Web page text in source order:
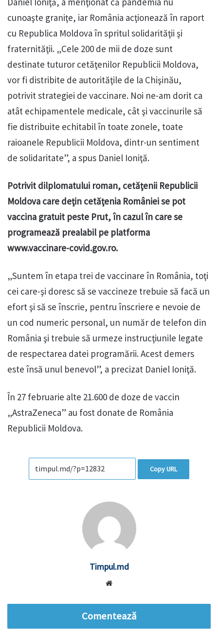
cunoaşte graniţe, iar România acţionează în raport
cu Republica Moldova în spritul solidarităţii şi
fraternităţii. „Cele 200 de mii de doze sunt
destinate tuturor cetăţenilor Republicii Moldova,
vor fi distribite de autorităţile de la Chişinău,
potrivit strategiei de vaccinare. Noi ne-am dorit ca
atât echipamentele medicale, cât şi vaccinurile să
fie distribuite echitabil în toate zonele, toate
raioanele Republicii Moldova, dintr-un sentiment
de solidaritate”, a spus Daniel Ioniţă.
Potrivit dilplomatului roman, cetăţenii Republicii
Moldova care deţin cetăţenia României se pot
vaccina gratuit peste Prut, în cazul în care se
programează prealabil pe platforma
www.vaccinare-covid.gov.ro.
„Suntem în etapa trei de vaccinare în România, toţi
cei care-şi doresc să se vaccineze trebuie să facă un
efort şi să se înscrie, pentru înscriere e nevoie de
un cod numeric personal, un număr de telefon din
România şi trebuie să urmeze instrucţiunile legate
de respectarea datei programării. Acest demers
este însă unul benevol”, a precizat Daniel Ioniţă.
În 27 februarie alte 21.600 de doze de vaccin
„AstraZeneca” au fost donate de România
Republicii Moldova.
Copy URL
Timpul.md
Comentează